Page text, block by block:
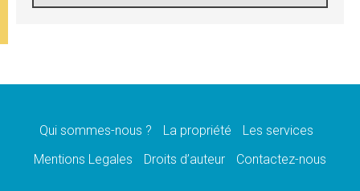
Création d'un réseau des médias catholiques
09.08.2026
09.08.2026
et à la protection des civils
Qui sommes-nous ? La propriété
Les services
Mentions Legales
Droits d’auteur Contactez-nous